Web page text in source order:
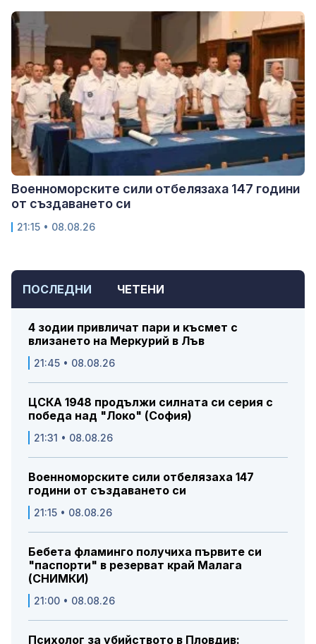
ПОСЛЕДНИ ЧЕТЕНИ
4 зодии привличат пари и късмет с
влизането на Меркурий в Лъв
21:45 • 08.08.26
ЦСКА 1948 продължи силната си серия с
победа над "Локо" (София)
21:31 • 08.08.26
Военноморските сили отбелязаха 147
години от създаването си
21:15 • 08.08.26
Бебета фламинго получиха първите си
"паспорти" в резерват край Малага
(СНИМКИ)
21:00 • 08.08.26
Психолог за убийството в Пловдив:
Военноморските сили отбелязаха 147 години
от създаването си
21:15 • 08.08.26